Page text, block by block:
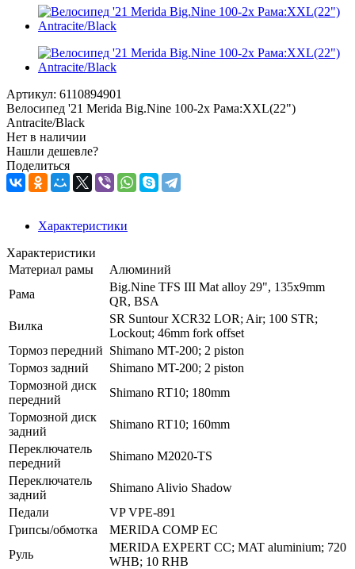
Артикул: 6110894901
Велосипед '21 Merida Big.Nine 100-2x Рама:XXL(22")
Antracite/Black
Нет в наличии
Нашли дешевле?
Поделиться
Характеристики
Характеристики
Материал рамы
Алюминий
Рама
Big.Nine TFS III Mat alloy 29", 135x9mm
QR, BSA
Вилка
SR Suntour XCR32 LOR; Air; 100 STR;
Lockout; 46mm fork offset
Тормоз передний Shimano MT-200; 2 piston
Тормоз задний
Shimano MT-200; 2 piston
Тормозной диск
передний
Shimano RT10; 180mm
Тормозной диск
задний
Shimano RT10; 160mm
Переключатель
передний
Shimano M2020-TS
Переключатель
задний
Shimano Alivio Shadow
Педали
VP VPE-891
Грипсы/обмотка
MERIDA COMP EC
Руль
MERIDA EXPERT CC; MAT aluminium; 720
WHB; 10 RHB